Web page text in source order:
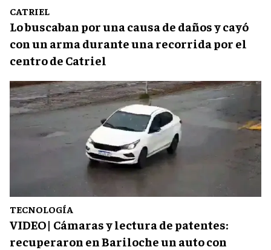
CATRIEL
Lo buscaban por una causa de daños y cayó
con un arma durante una recorrida por el
centro de Catriel
TECNOLOGÍA
VIDEO| Cámaras y lectura de patentes:
recuperaron en Bariloche un auto con